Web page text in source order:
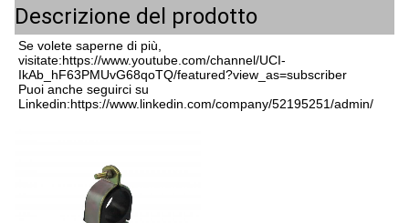
Descrizione del prodotto
Se volete saperne di più,
visitate:https://www.youtube.com/channel/UCI-
IkAb_hF63PMUvG68qoTQ/featured?view_as=subscriber
Puoi anche seguirci su
Linkedin:https://www.linkedin.com/company/52195251/admin/